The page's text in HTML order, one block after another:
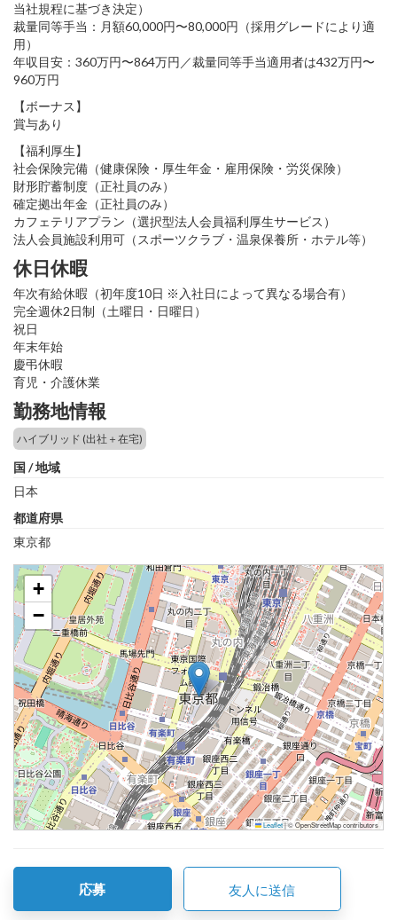
当社規程に基づき決定）
裁量同等手当：月額60,000円〜80,000円（採用グレードにより適
用）
年収目安：360万円〜864万円／裁量同等手当適用者は432万円〜
960万円
【ボーナス】
賞与あり
【福利厚生】
社会保険完備（健康保険・厚生年金・雇用保険・労災保険）
財形貯蓄制度（正社員のみ）
確定拠出年金（正社員のみ）
カフェテリアプラン（選択型法人会員福利厚生サービス）
法人会員施設利用可（スポーツクラブ・温泉保養所・ホテル等）
休日休暇
年次有給休暇（初年度10日 ※入社日によって異なる場合有）
完全週休2日制（土曜日・日曜日）
祝日
年末年始
慶弔休暇
育児・介護休業
勤務地情報
ハイブリッド (出社＋在宅)
国 / 地域
日本
都道府県
東京都
+
−
Leaflet|© OpenStreetMap contributors
応募 友人に送信